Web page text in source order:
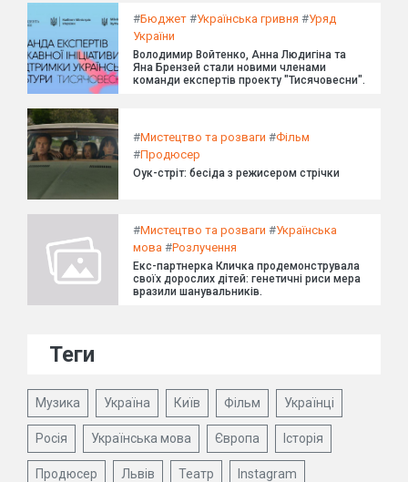
#Бюджет #Українська гривня #Уряд
України
Володимир Войтенко, Анна Людигіна та
Яна Брензей стали новими членами
команди експертів проекту "Тисячовесни".
#Мистецтво та розваги #Фільм
#Продюсер
Оук-стріт: бесіда з режисером стрічки
#Мистецтво та розваги #Українська
мова #Розлучення
Екс-партнерка Кличка продемонструвала
своїх дорослих дітей: генетичні риси мера
вразили шанувальників.
Теги
Музика Україна Київ Фільм Українці
Росія Українська мова Європа Історія
Продюсер Львів Театр Instagram